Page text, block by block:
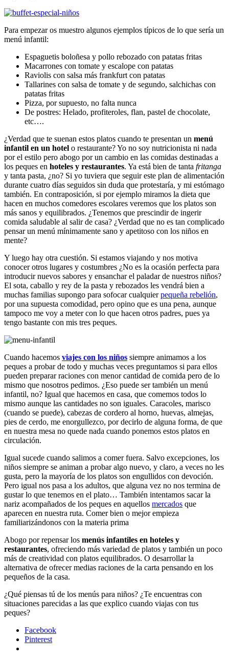
Para empezar os muestro algunos ejemplos típicos de lo que sería un
menú infantil:
Espaguetis boloñesa y pollo rebozado con patatas fritas
Macarrones con tomate y escalope con patatas
Raviolis con salsa más frankfurt con patatas
Tallarines con salsa de tomate y de segundo, salchichas con
patatas fritas
Pizza, por supuesto, no falta nunca
De postres: Helado, profiteroles, flan, pastel de chocolate,
etc….
¿Verdad que te suenan estos platos cuando te presentan un menú
infantil en un hotel o restaurante? Yo no soy nutricionista ni nada
por el estilo pero abogo por un cambio en las comidas destinadas a
los peques en hoteles y restaurantes. Ya está bien de tanta fritanga
y tanta pasta, ¿no? Si yo tuviera que seguir este plan de alimentación
durante cuatro días seguidos sin duda que protestaría, y mi estómago
también. En contraposición, si por ejemplo miramos la dieta que
hacen en muchos comedores escolares veremos que los platos son
más sanos y equilibrados. ¿Tenemos que prescindir de ingerir
comida saludable al salir de casa? ¿Verdad que no es tan complicado
pensar un menú mínimamente sano y apetitoso con los niños en
mente?
Y luego hay otra cuestión. Si estamos viajando y nos motiva
conocer otros lugares y costumbres ¿No es la ocasión perfecta para
introducir nuevos sabores y ensanchar el paladar de nuestros niños?
El sota, caballo y rey de la pasta y rebozados les vendrá bien a
muchas familias supongo para sofocar cualquierpequeña rebelión,
por una supuesta comodidad, pero opino que es una pena, aunque
tampoco me voy a meter con lo que hacen otros padres, pues ya
tengo bastante con mis tres peques.
Cuando hacemos viajes con los niños siempre animamos a los
peques a probar de todo y muchas veces preguntamos si para ellos
pueden preparar raciones con menor cantidad de comida pero de lo
mismo que nosotros pedimos. ¿Eso puede ser también un menú
infantil, no? Igual que hacemos en casa, que comemos todos lo
mismo aunque las cantidades no son iguales. Caracoles, marisco
(cuando se puede), cabezas de cordero al horno, huevas, almejas,
pies de cerdo, me enorgullezco, por decirlo de alguna forma, de que
en nuestra mesa no quede nada cuando ponemos estos platos en
circulación.
Igual sucede cuando salimos a comer fuera. Salvo excepciones, los
niños siempre se animan a probar algo nuevo, y claro, a veces no les
gusta, pero la mayoría de los platos son engullidos con devoción.
Pero igual nos pasa a los adultos, que alguna vez no nos termina de
gustar lo que tenemos en el plato… También intentamos sacar la
nariz acompañados de los peques en aquellos mercados que
aparecen en nuestra ruta. Comer bien o mejor empieza
familiarizándonos con la materia prima
Abogo por repensar los menús infantiles en hoteles y
restaurantes, ofreciendo más variedad de platos y también un poco
más de creatividad con platos equilibrados. O desarrollar la
alternativa de ofrecer medias raciones de la carta pensando en los
pequeños de la casa.
¿Qué piensas tú de los menús para niños? ¿Te encuentras con
situaciones parecidas a las que explico cuando viajas con tus
peques?
Facebook
Pinterest